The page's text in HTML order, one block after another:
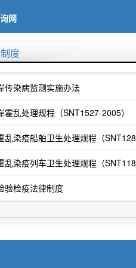
网
度
传染病监测实施办法
霍乱处理规程（SNT1527-2005）
乱染疫船舶卫生处理规程（
乱染疫列车卫生处理规程（
验检疫法律制度